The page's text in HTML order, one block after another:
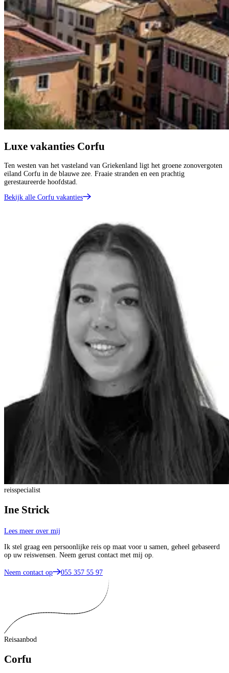
Luxe vakanties Corfu
Ten westen van het vasteland van Griekenland ligt het groene zonovergoten
eiland Corfu in de blauwe zee. Fraaie stranden en een prachtig
gerestaureerde hoofdstad.
Bekijk alle Corfu vakanties
reisspecialist
Ine Strick
Lees meer over mij
Ik stel graag een persoonlijke reis op maat voor u samen, geheel gebaseerd
op uw reiswensen. Neem gerust contact met mij op.
Neem contact op 055 357 55 97
Reisaanbod
Corfu